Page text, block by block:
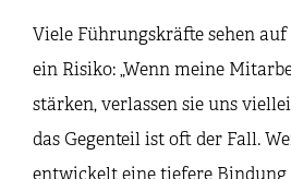
Viele Führungskräfte sehen
ein Risiko: „Wenn meine
stärken, verlassen sie uns
das Gegenteil ist oft der Fall.
entwickelt eine tiefere Bindung